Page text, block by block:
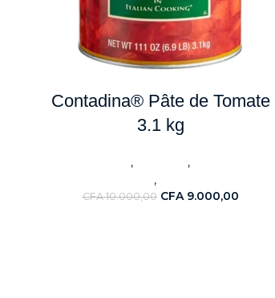
Contadina® Pâte de Tomate
3.1 kg
, ,
,
CFA10.000,00 CFA9.000,00